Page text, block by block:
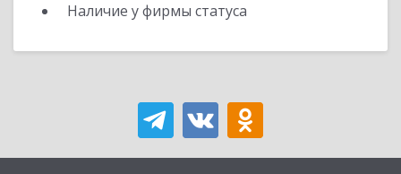
Наличие у фирмы статуса